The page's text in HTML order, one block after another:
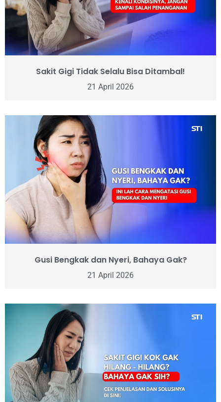
Sakit Gigi Tidak Selalu Bisa Ditambal!
21 April 2026
Gusi Bengkak dan Nyeri, Bahaya Gak?
21 April 2026